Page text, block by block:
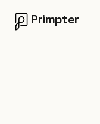
Primpter